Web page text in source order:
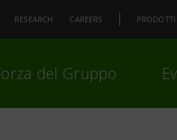
RESEARCH CAREERS PRODOTTI
del Gruppo